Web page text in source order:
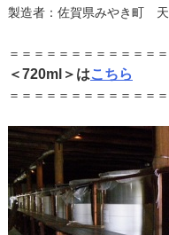
製造者：佐賀県みやき町
＝＝＝＝＝＝＝＝＝＝＝＝＝
＜720ml＞はこちら
＝＝＝＝＝＝＝＝＝＝＝＝＝